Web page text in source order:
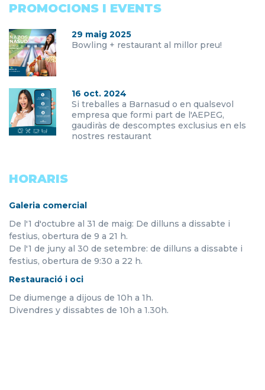
PROMOCIONS I EVENTS
29 maig 2025
Bowling + restaurant al millor preu!
16 oct. 2024
Si treballes a Barnasud o en qualsevol
empresa que formi part de l'AEPEG,
gaudiràs de descomptes exclusius en els
nostres restaurant
HORARIS
Galeria comercial
De l'1 d'octubre al 31 de maig: De dilluns a dissabte i
festius, obertura de 9 a 21 h.
De l'1 de juny al 30 de setembre: de dilluns a dissabte i
festius, obertura de 9:30 a 22 h.
Restauració i oci
De diumenge a dijous de 10h a 1h.
Divendres y dissabtes de 10h a 1.30h.